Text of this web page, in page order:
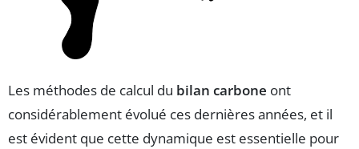
Les méthodes de calcul du bilan carbone ont
considérablement évolué ces dernières années, et il
est évident que cette dynamique est essentielle pour